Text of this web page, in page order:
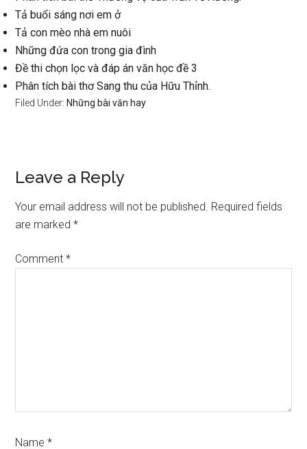
Tả buổi sáng nơi em ở
Tả con mèo nhà em nuôi
Những đứa con trong gia đình
Đề thi chọn lọc và đáp án văn học đề 3
Phân tích bài thơ Sang thu của Hữu Thỉnh.
Filed Under: Những bài văn hay
Reader
Interactions
Leave a Reply
Your email address will not be published. Required fields
are marked*
Comment*
Name*